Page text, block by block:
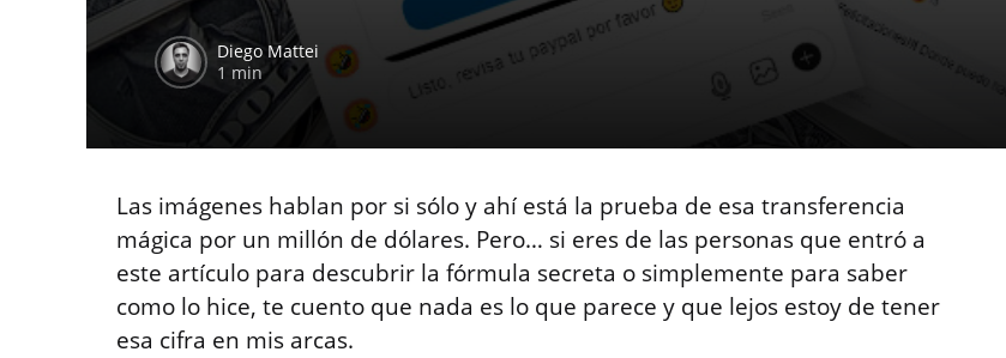
Diego Mattei
1 min
Las imágenes hablan por si sólo y ahí está la prueba de esa transferencia
mágica por un millón de dólares. Pero… si eres de las personas que entró a
este artículo para descubrir la fórmula secreta o simplemente para saber
como lo hice, te cuento que nada es lo que parece y que lejos estoy de tener
esa cifra en mis arcas.